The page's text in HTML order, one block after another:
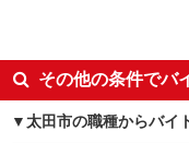
未経験歓迎
昇給あり
短時間勤務（1日4h以内）
その他の条件でバ
太田市の職種からバイ